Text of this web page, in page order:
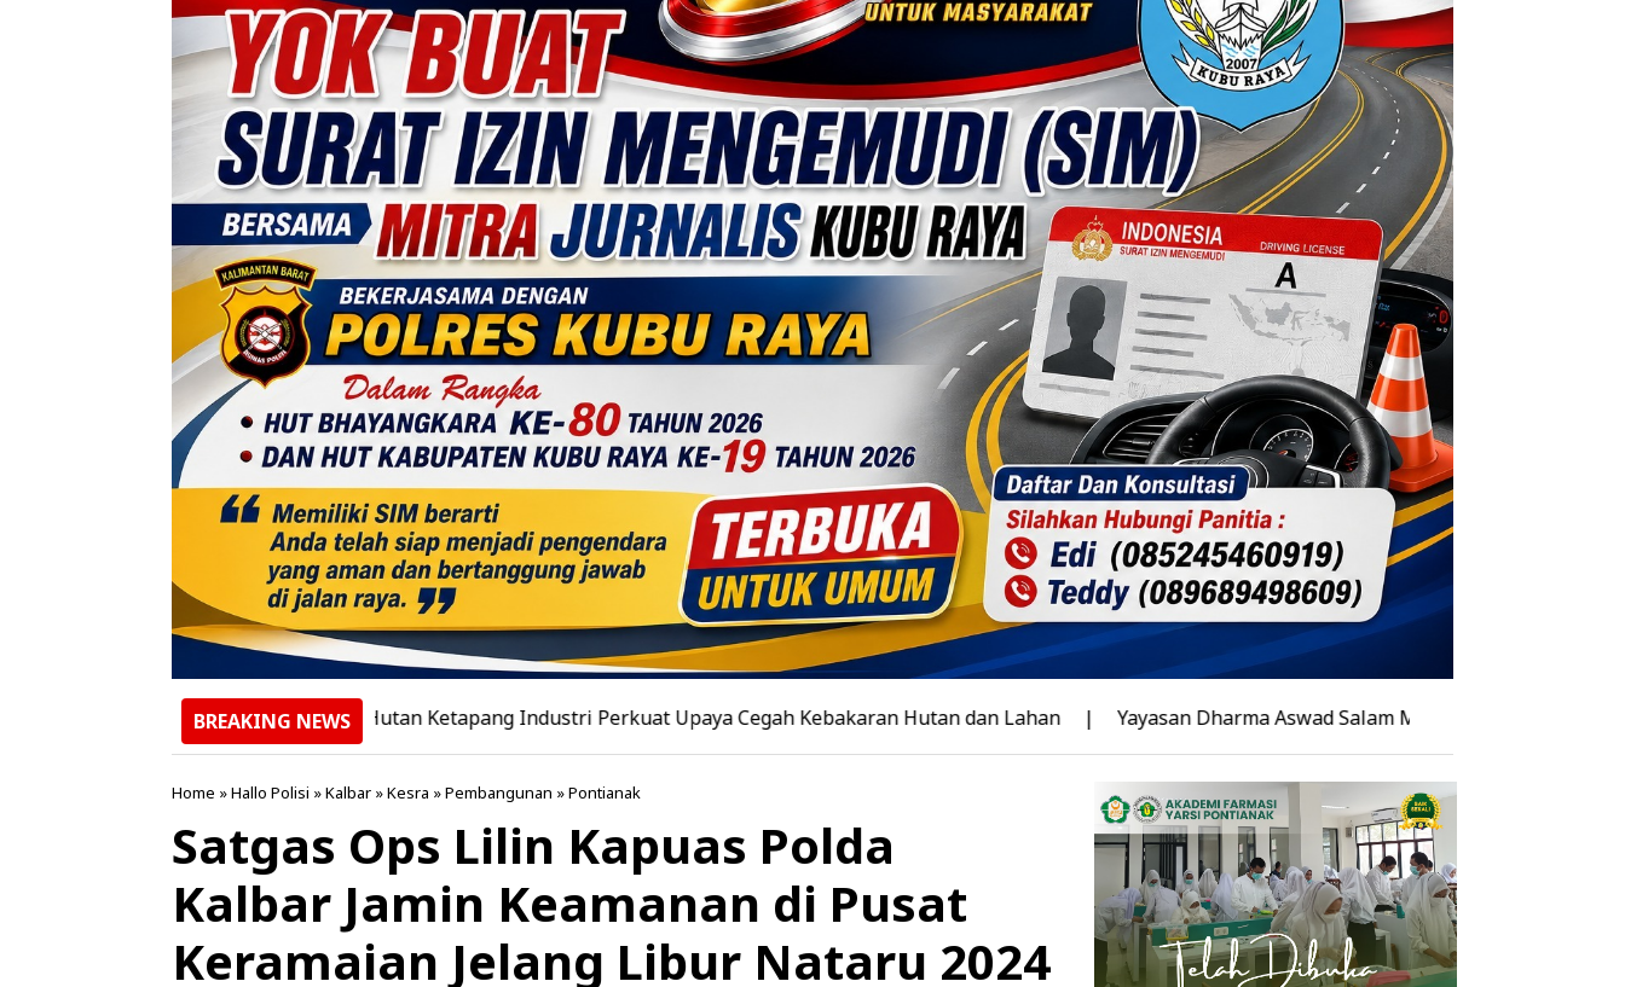
BREAKING NEWS
Kemarau Panjang, PT Hutan Ketapang Industri Perkuat Upaya Cegah Kebakaran Hutan dan Lahan | Yayasan Dharma Aswad Salam Matangkan Pendidikan Politeknik di
Home »Hallo Polisi »Kalbar »Kesra »Pembangunan »Pontianak
Satgas Ops Lilin Kapuas Polda
Kalbar Jamin Keamanan di Pusat
Keramaian Jelang Libur Nataru 2024